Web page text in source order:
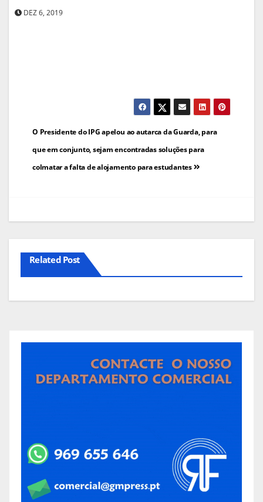
DEZ 6, 2019
Navegação
de
artigos
O Presidente do IPG apelou ao autarca da Guarda, para
que em conjunto, sejam encontradas soluções para
colmatar a falta de alojamento para estudantes
Related Post